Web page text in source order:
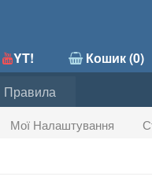
YT! Кошик (0)
Мої Налаштування
Правила